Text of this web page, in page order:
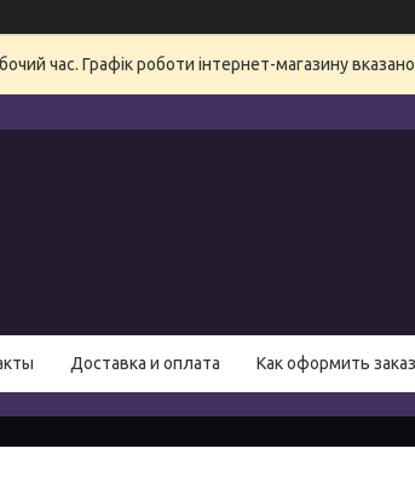
час. Графік роботи інтернет-магазину
Доставка и оплата Как оформить заказ